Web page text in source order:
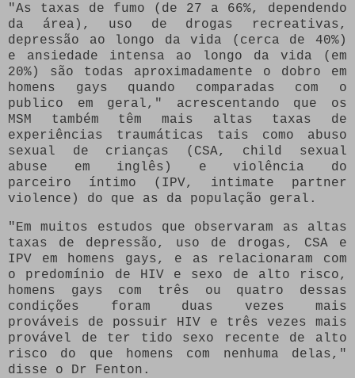
"As taxas de fumo (de 27 a 66%, dependendo
da área), uso de drogas recreativas,
depressão ao longo da vida (cerca de 40%)
e ansiedade intensa ao longo da vida (em
20%) são todas aproximadamente o dobro em
homens gays quando comparadas com o
publico em geral," acrescentando que os
MSM também têm mais altas taxas de
experiências traumáticas tais como abuso
sexual de crianças (CSA, child sexual
abuse em inglês) e violência do
parceiro íntimo (IPV, intimate partner
violence) do que as da população geral.
"Em muitos estudos que observaram as altas
taxas de depressão, uso de drogas, CSA e
IPV em homens gays, e as relacionaram com
o predomínio de HIV e sexo de alto risco,
homens gays com três ou quatro dessas
condições foram duas vezes mais
prováveis de possuir HIV e três vezes mais
provável de ter tido sexo recente de alto
risco do que homens com nenhuma delas,"
disse o Dr Fenton.